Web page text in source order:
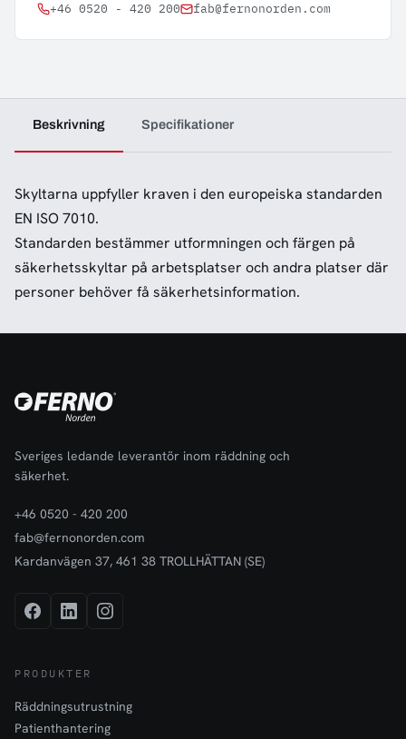
+46 0520 - 420 200 fab@fernonorden.com
Beskrivning Specifikationer
Skyltarna uppfyller kraven i den europeiska standarden
EN ISO 7010.
Standarden bestämmer utformningen och färgen på
säkerhetsskyltar på arbetsplatser och andra platser där
personer behöver få säkerhetsinformation.
Sveriges ledande leverantör inom räddning och
säkerhet.
+46 0520 - 420 200
fab@fernonorden.com
Kardanvägen 37, 461 38 TROLLHÄTTAN (SE)
PRODUKTER
Räddningsutrustning
Patienthantering